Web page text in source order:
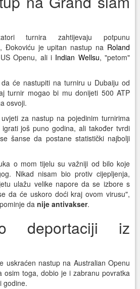
turnira zahtijevaju potpunu
Đokoviću je upitan nastup na Roland
Openu, ali i Indian Wellsu, "petom"
će nastupiti na turniru u Dubaiju od
turnir mogao bi mu donijeti 500 ATP
osvoji.
za nastup na pojedinim turnirima
još puno godina, ali također tvrdi
šanse da postane statistički najbolji
o mom tijelu su važniji od bilo koje
Nikad nisam bio protiv cijepljenja,
ulažu velike napore da se izbore s
da će uskoro doći kraj ovom virusu",
da nije antivakser.
deportaciji iz
uskraćen nastup na Australian Openu
osim toga, dobio je i zabranu povratka
godine.